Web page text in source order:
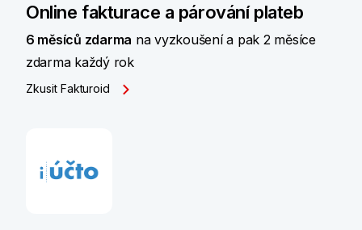
Online fakturace a párování plateb
6 měsíců zdarma na vyzkoušení a pak 2 měsíce
zdarma každý rok
Zkusit Fakturoid